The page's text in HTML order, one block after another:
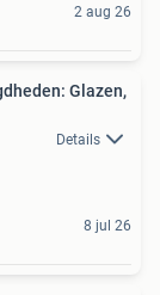
2 aug 26
Glazen,
Details
8 jul 26